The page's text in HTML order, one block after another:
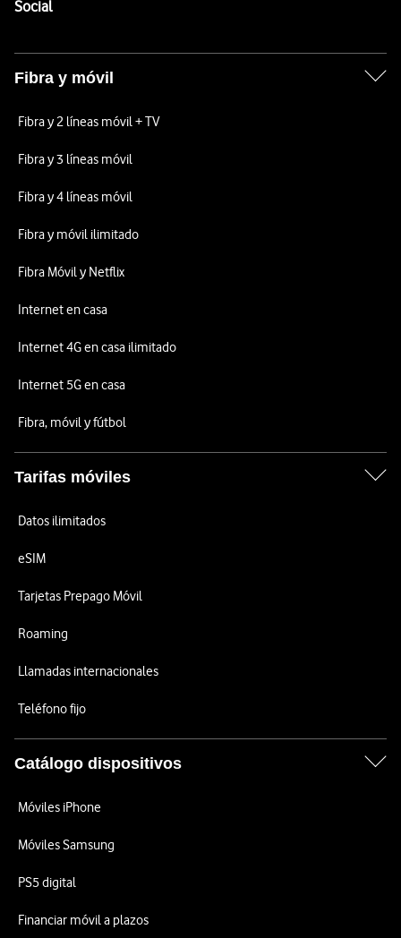
SocialEnlaces a las redes sociales de Vodafone
Fibra y móvil
Fibra y 2 líneas móvil + TV
Fibra y 3 líneas móvil
Fibra y 4 líneas móvil
Fibra y móvil ilimitado
Fibra Móvil y Netflix
Internet en casa
Internet 4G en casa ilimitado
Internet 5G en casa
Fibra, móvil y fútbol
Tarifas móviles
Datos ilimitados
eSIM
Tarjetas Prepago Móvil
Roaming
Llamadas internacionales
Teléfono fijo
Catálogo dispositivos
Móviles iPhone
Móviles Samsung
PS5 digital
Financiar móvil a plazos